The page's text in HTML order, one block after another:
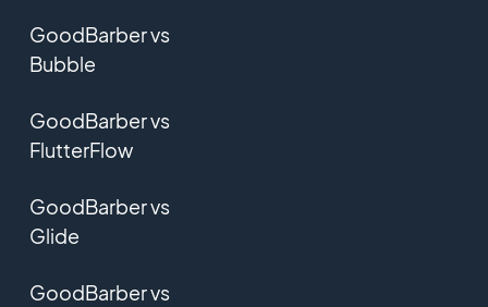
GoodBarber vs
Bubble
GoodBarber vs
FlutterFlow
GoodBarber vs
Glide
GoodBarber vs